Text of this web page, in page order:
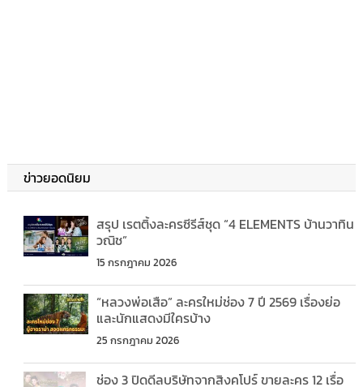
ข่าวยอดนิยม
สรุป เรตติ้งละครซีรีส์ชุด “4 ELEMENTS บ้านวาทิน
วณิช”
15 กรกฎาคม 2026
“หลวงพ่อเสือ” ละครใหม่ช่อง 7 ปี 2569 เรื่องย่อ
และนักแสดงมีใครบ้าง
25 กรกฎาคม 2026
ช่อง 3 ปิดดีลบริษัทจากสิงคโปร์ ขายละคร 12 เรื่อ